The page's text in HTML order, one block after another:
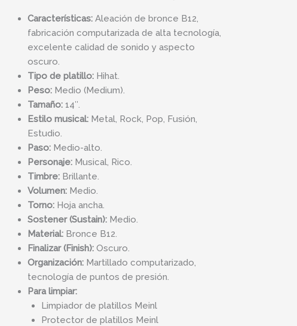
Características: Aleación de bronce B12,
fabricación computarizada de alta tecnología,
excelente calidad de sonido y aspecto
oscuro.
Tipo de platillo: Hihat.
Peso: Medio (Medium).
Tamaño: 14″.
Estilo musical: Metal, Rock, Pop, Fusión,
Estudio.
Paso: Medio-alto.
Personaje: Musical, Rico.
Timbre: Brillante.
Volumen: Medio.
Torno: Hoja ancha.
Sostener (Sustain): Medio.
Material: Bronce B12.
Finalizar (Finish): Oscuro.
Organización: Martillado computarizado,
tecnología de puntos de presión.
Para limpiar:
Limpiador de platillos Meinl
Protector de platillos Meinl